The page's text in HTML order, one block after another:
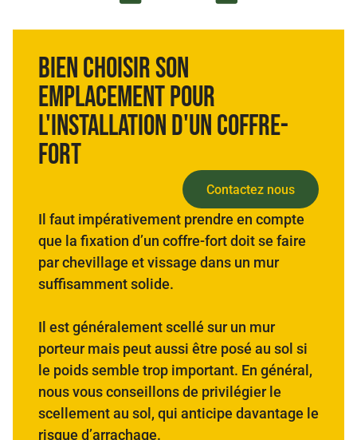
Bien choisir son
emplacement pour
l'installation d'un coffre-
fort
Contactez nous
Il faut impérativement prendre en compte
que la fixation d’un coffre-fort doit se faire
par chevillage et vissage dans un mur
suffisamment solide.
Il est généralement scellé sur un mur
porteur mais peut aussi être posé au sol si
le poids semble trop important. En général,
nous vous conseillons de privilégier le
scellement au sol, qui anticipe davantage le
risque d’arrachage.